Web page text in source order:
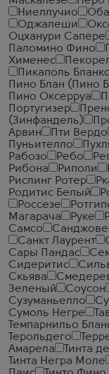
Ниеллучио
Оджалеши
Оцханури Сапере
Паломино Фино
Хименес
Пикаполь
Пино Блан (Пино
Пино Оксерруа
Португизер
(Зинфандель)
Арвин
Пти Вердо
Пуньителло
Рабозо
Ребо
Рибона
Риполи
Рислинг Ротер
Родитис Белый
Россезе
Магарача
Руке
Самсо
Санкт Лаурент
Сары Пандас
Сидеритис
Скьява
Зеленый
Соусон
Сузуманьелло
Сумоль Негре
Темпарнильо
Терольдего
Амарела
Тинта
Тинта Негра Моле